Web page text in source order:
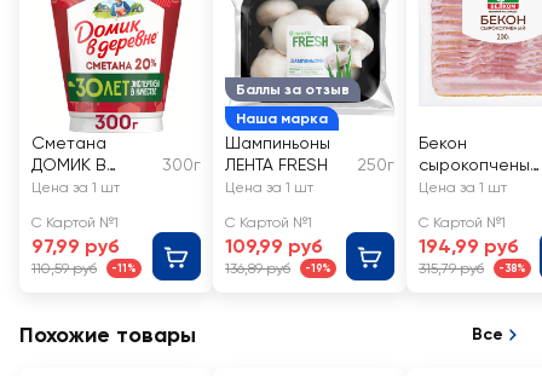
Сметана
ДОМИК В
ДЕРЕВНЕ 20%,
300г
Цена за 1 шт
С Картой №1
97,99 руб
110,59 руб -11%
Баллы за отзыв
Наша марка
Шампиньоны
ЛЕНТА FRESH
250г
Цена за 1 шт
С Картой №1
109,99 руб
136,89 руб -19%
Бекон
сырокопченый
ВЕЛКОМ,
Цена за 1 шт
С Картой №1
194,99 руб
315,79 руб -38%
Похожие товары Все